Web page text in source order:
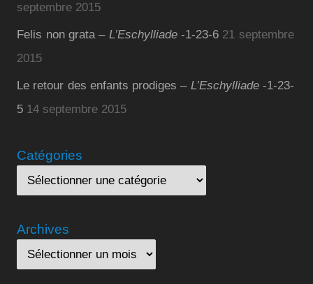
septembre 2015
Felis non grata – L’Eschylliade-1-23-6 21 septembre
2015
Le retour des enfants prodiges – L’Eschylliade-1-23-
5 14 septembre 2015
Catégories
Archives